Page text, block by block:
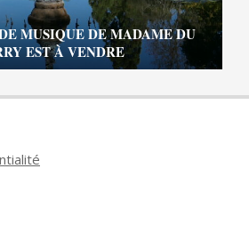
MUSIQUE DE MADAME DU
EST À VENDRE